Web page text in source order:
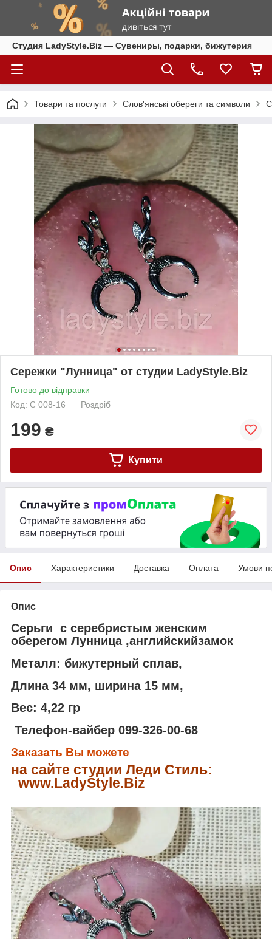
Студия LadyStyle.Biz — Сувениры, подарки, бижутерия
Товари та послуги Слов'янські обереги та символи
Сережки "Лунница" от студии LadyStyle.Biz
Готово до відправки
Код: С 008-16
Роздріб
199 ₴
Купити
Опис Характеристики Доставка Оплата Умови
Опис
Серьги с серебристым женским
оберегом Лунница ,английскийзамок
Металл: бижутерный сплав,
Длина 34 мм, ширина 15 мм,
Вес: 4,22 гр
Телефон-вайбер 099-326-00-68
Заказать Вы можете
на сайте студии Леди Стиль:
www.LadyStyle.Biz